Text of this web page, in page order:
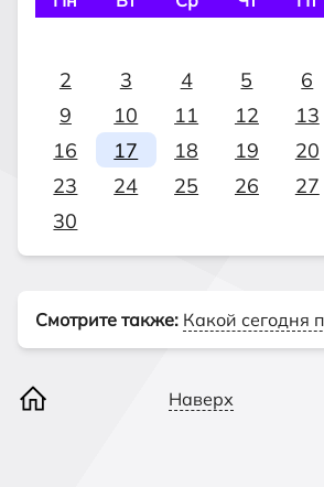
2
3 4 5 6
9
10 11 12 13
16
17 18 19 20
23
24 25 26 27
30
Смотрите также: Какой сегодня
Наверх